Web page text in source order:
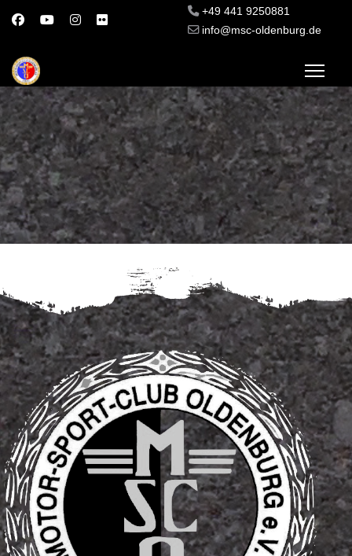
+49 441 9250881
info@msc-oldenburg.de